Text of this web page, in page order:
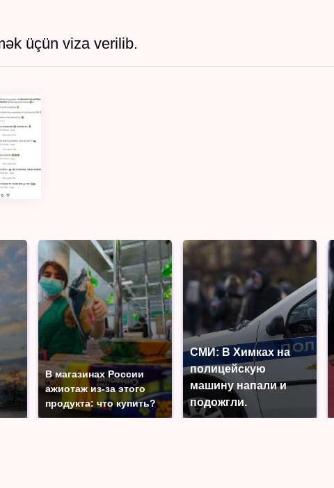
üçün viza verilib.
В магазинах России
ажиотаж из-за этого
продукта: что купить?
СМИ: В Химках на
полицейскую
машину напали и
подожгли.